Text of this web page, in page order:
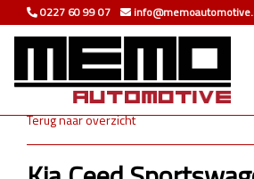
0227 60 99 07
Terug naar overzicht